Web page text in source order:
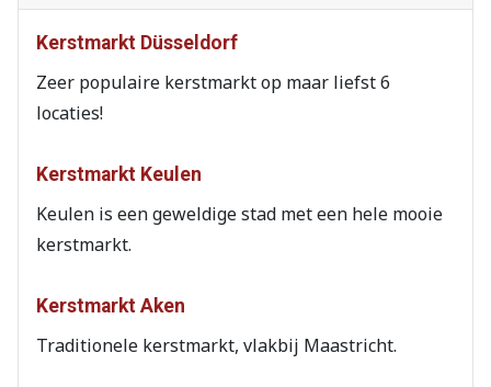
Kerstmarkt Düsseldorf
Zeer populaire kerstmarkt op maar liefst 6
locaties!
Kerstmarkt Keulen
Keulen is een geweldige stad met een hele mooie
kerstmarkt.
Kerstmarkt Aken
Traditionele kerstmarkt, vlakbij Maastricht.